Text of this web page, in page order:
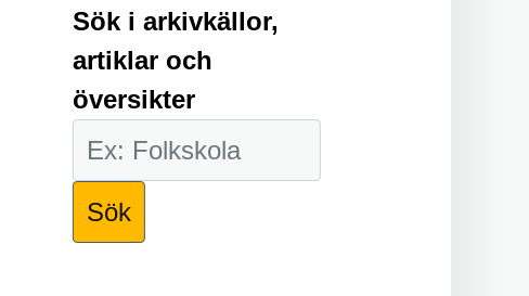
Sök i arkivkällor,
artiklar och
översikter